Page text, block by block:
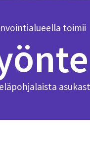
toimii